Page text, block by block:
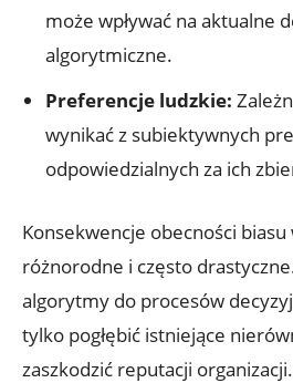
może wpływać na aktualne
algorytmiczne.
Preferencje ludzkie:
wynikać z subiektywnych
odpowiedzialnych za ich
Konsekwencje obecności biasu
różnorodne i często
algorytmy do procesów
tylko pogłębić istniejące
zaszkodzić reputacji